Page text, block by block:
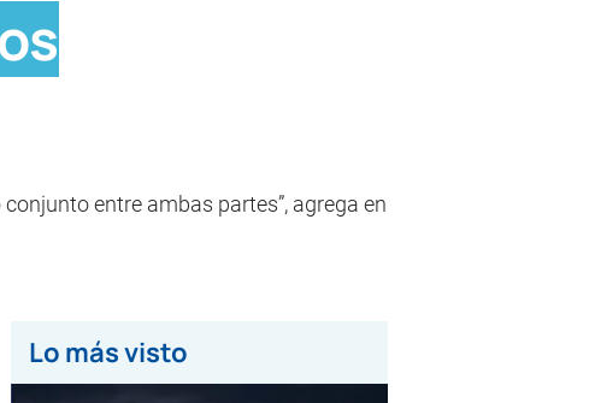
entre ambas partes”, agrega en
Lo más visto